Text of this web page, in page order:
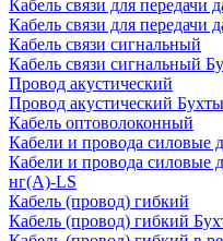
Кабель связи для передачи
Кабель связи для передачи
Кабель связи сигнальный
Кабель связи сигнальный
Провод акустический
Провод акустический Бухты
Кабель оптоволоконный
Кабели и провода силовые
Кабели и провода силовые
нг(А)-LS
Кабель (провод) гибкий
Кабель (провод) гибкий